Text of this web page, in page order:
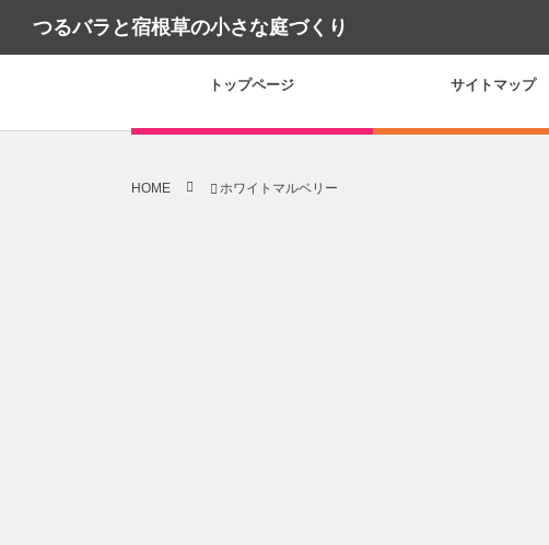
つるバラと宿根草の小さな庭づくり
トップページ サイトマップ
HOME ホワイトマルベリー